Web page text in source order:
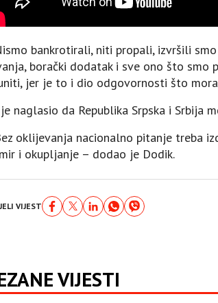
bankrotirali, niti propali, izvršili
borački dodatak i sve ono što
jer je to i dio odgovornosti što
naglasio da Republika Srpska i Srbija
oklijevanja nacionalno pitanje treba
i okupljanje – dodao je Dodik.
VIJEST
VIJESTI